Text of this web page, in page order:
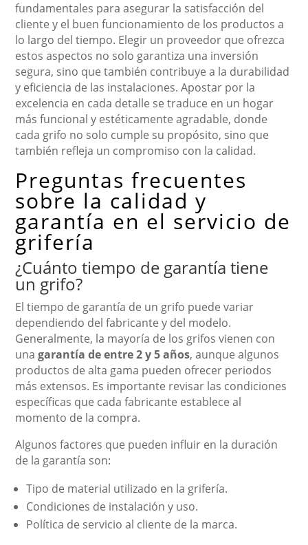
fundamentales para asegurar la satisfacción del
cliente y el buen funcionamiento de los productos a
lo largo del tiempo. Elegir un proveedor que ofrezca
estos aspectos no solo garantiza una inversión
segura, sino que también contribuye a la durabilidad
y eficiencia de las instalaciones. Apostar por la
excelencia en cada detalle se traduce en un hogar
más funcional y estéticamente agradable, donde
cada grifo no solo cumple su propósito, sino que
también refleja un compromiso con la calidad.
Preguntas frecuentes
sobre la calidad y
garantía en el servicio de
grifería
¿Cuánto tiempo de garantía tiene
un grifo?
El tiempo de garantía de un grifo puede variar
dependiendo del fabricante y del modelo.
Generalmente, la mayoría de los grifos vienen con
unagarantía de entre 2 y 5 años, aunque algunos
productos de alta gama pueden ofrecer periodos
más extensos. Es importante revisar las condiciones
específicas que cada fabricante establece al
momento de la compra.
Algunos factores que pueden influir en la duración
de la garantía son:
Tipo de material utilizado en la grifería.
Condiciones de instalación y uso.
Política de servicio al cliente de la marca.